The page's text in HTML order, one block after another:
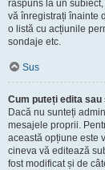
răspuns la un
vă înregistrați înainte
o listă cu acțiunile
sondaje etc.
Sus
Cum puteți edita
Dacă nu sunteți
mesajele proprii.
această opțiune este
cineva vă editează
fost modificat și de